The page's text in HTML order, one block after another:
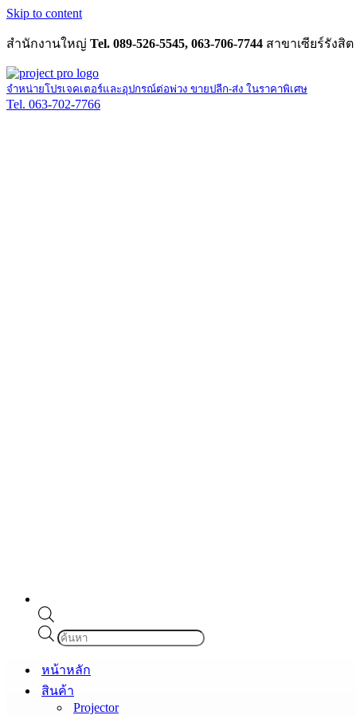
Skip to content
สำนักงานใหญ่ Tel. 089-526-5545, 063-706-7744 สาขาเซียร์รังสิต
จำหน่ายโปรเจคเตอร์และอุปกรณ์ต่อพ่วง ขายปลีก-ส่ง ในราคาพิเศษ
Tel. 063-702-7766
Products
search
หน้าหลัก
สินค้า
Projector